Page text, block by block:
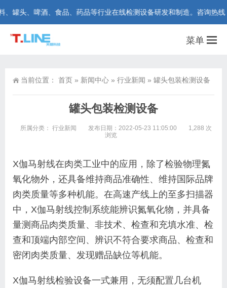
罐头、啤酒、食品、药品等行业在线检测设备研发和制造。咨询热线
菜单
当前位置： 首页 » 新闻中心 » 行业新闻 » 罐头包装检测设备
罐头包装检测设备
所属分类： 行业新闻 发布日期：2022-05-23 11:05:00
1,288 次
浏览
X伽马射线在肉类工业中的应用，除了检验物理氮
氧化物外，还具备维持商品准确性、维持国际品牌
肉类质量等多种机能。在高速产线上的至多扫描器
中，X伽马射线控制系统能辨识氮氧化物，并具备
量测商品肉类质量、非技术、检查和充填水准、检
查和顶端内部空间、辨识不符合要求商品、检查和
密闭肉类质量、发现赠品缺位等机能。
X伽马射线检验设备一式兼用，无须配置几台机